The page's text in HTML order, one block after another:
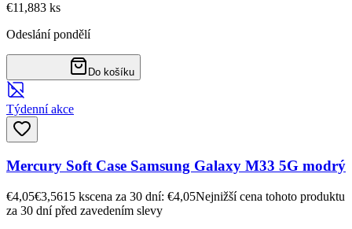
€11,883 ks
Odeslání pondělí
Do košíku
Týdenní akce
Mercury Soft Case Samsung Galaxy M33 5G modrý
€4,05€3,5615 kscena za 30 dní: €4,05Nejnižší cena tohoto produktu
za 30 dní před zavedením slevy